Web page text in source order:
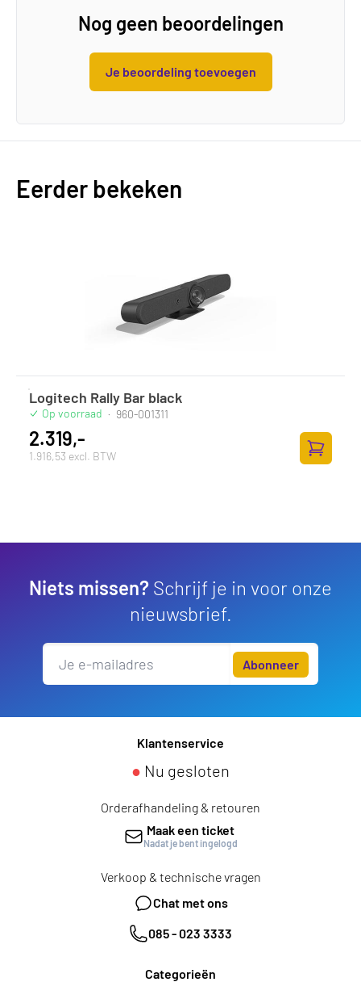
Nog geen beoordelingen
Je beoordeling toevoegen
Eerder bekeken
Logitech Rally Bar black
Op voorraad · 960-001311
2.319,-
1.916,53 excl. BTW
Niets missen? Schrijf je in voor onze
nieuwsbrief.
Abonneer
Klantenservice
● Nu gesloten
Orderafhandeling & retouren
Maak een ticket
Nadat je bent ingelogd
Verkoop & technische vragen
Chat met ons
085 - 023 3333
Categorieën